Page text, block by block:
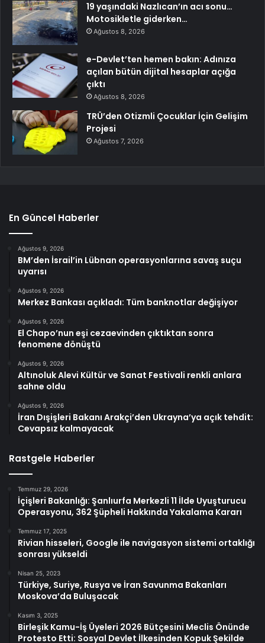
19 yaşındaki Nazlıcan’ın acı sonu…
Motosikletle giderken…
Ağustos 8, 2026
e-Devlet’ten hemen bakın: Adınıza
açılan bütün dijital hesaplar açığa
çıktı
Ağustos 8, 2026
TRÜ’den Otizmli Çocuklar İçin Gelişim
Projesi
Ağustos 7, 2026
En Güncel Haberler
Ağustos 9, 2026
BM’den İsrail’in Lübnan operasyonlarına savaş suçu
uyarısı
Ağustos 9, 2026
Merkez Bankası açıkladı: Tüm banknotlar değişiyor
Ağustos 9, 2026
El Chapo’nun eşi cezaevinden çıktıktan sonra
fenomene dönüştü
Ağustos 9, 2026
Altınoluk Alevi Kültür ve Sanat Festivali renkli anlara
sahne oldu
Ağustos 9, 2026
İran Dışişleri Bakanı Arakçi’den Ukrayna’ya açık tehdit:
Cevapsız kalmayacak
Rastgele Haberler
Temmuz 29, 2026
İçişleri Bakanlığı: Şanlıurfa Merkezli 11 İlde Uyuşturucu
Operasyonu, 362 Şüpheli Hakkında Yakalama Kararı
Temmuz 17, 2025
Rivian hisseleri, Google ile navigasyon sistemi ortaklığı
sonrası yükseldi
Nisan 25, 2023
Türkiye, Suriye, Rusya ve İran Savunma Bakanları
Moskova’da Buluşacak
Kasım 3, 2025
Birleşik Kamu-İş Üyeleri 2026 Bütçesini Meclis Önünde
Protesto Etti: Sosyal Devlet İlkesinden Kopuk Şekilde